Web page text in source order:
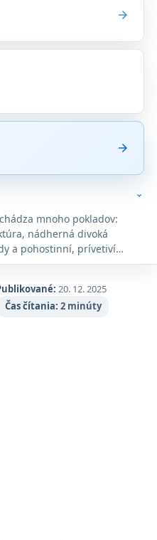
arrow_forward
arrow_forward
mnoho pokladov:
nádherná divoká
a pohostinní, prívetiví
expand_more
20. 12. 2025
Čas čítania: 2 minúty